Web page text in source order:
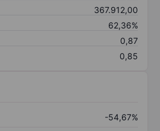
367.912,00
62,36%
0,87
0,85
-54,67%